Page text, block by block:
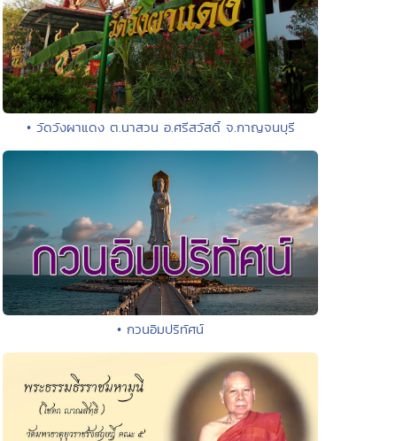
• วัดวังผาแดง ต.นาสวน อ.ศรีสวัสดิ์ จ.กาญจนบุรี
• กวนอิมปริทัศน์